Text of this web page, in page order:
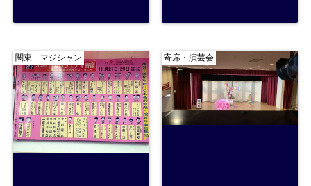
関東 マジシャン 寄席・演芸会